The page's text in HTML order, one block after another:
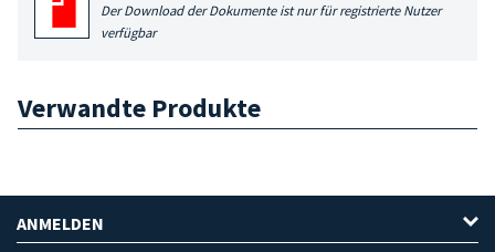
Der Download der Dokumente ist nur für registrierte Nutzer
verfügbar
Verwandte Produkte
ANMELDEN